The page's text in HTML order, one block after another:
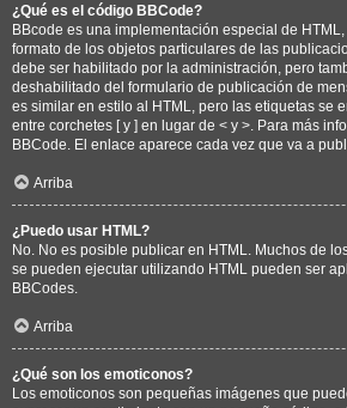
¿Qué es el código BBCode?
BBcode es una implementación especial de
formato de los objetos particulares de las
debe ser habilitado por la administración, pero
deshabilitado del formulario de publicación de
es similar en estilo al HTML, pero las etiquetas se
entre corchetes [ y ] en lugar de < y >. Para más
BBCode. El enlace aparece cada vez que va a
Arriba
¿Puedo usar HTML?
No. No es posible publicar en HTML. Muchos de
se pueden ejecutar utilizando HTML pueden ser
BBCodes.
Arriba
¿Qué son los emoticonos?
Los emoticonos son pequeñas imágenes que